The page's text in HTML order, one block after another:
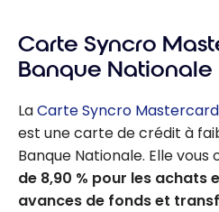
Carte Syncro
Banque Nationale
LaCarte Syncro
est une carte de crédit à
Banque Nationale. Elle vous
de 8,90 % pour les achats
avances de fonds et